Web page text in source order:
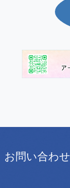
お問い合わせ